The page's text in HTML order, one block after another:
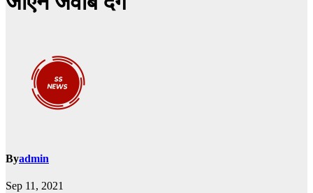
Byadmin
Sep 11, 2021